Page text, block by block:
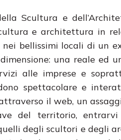
Scultura e
e architettura in
bellissimi locali di un
una reale ed
alle imprese e
spettacolare e
il web, un
del territorio,
degli scultori e degli